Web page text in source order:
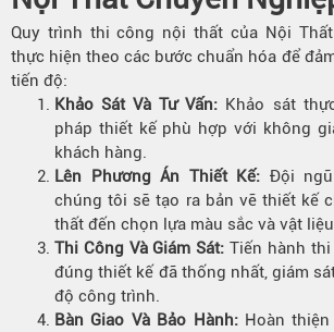
Quy trình thi công nội thất của Nội
thực hiện theo các bước chuẩn hóa để
tiến độ:
Khảo Sát Và Tư Vấn: Khảo sát
pháp thiết kế phù hợp với không
khách hàng.
Lên Phương Án Thiết Kế: Đội
chúng tôi sẽ tạo ra bản vẽ thiết kế
thất đến chọn lựa màu sắc và vật
Thi Công Và Giám Sát: Tiến hành
đúng thiết kế đã thống nhất, giám
độ công trình.
Bàn Giao Và Bảo Hành:Hoàn thiện